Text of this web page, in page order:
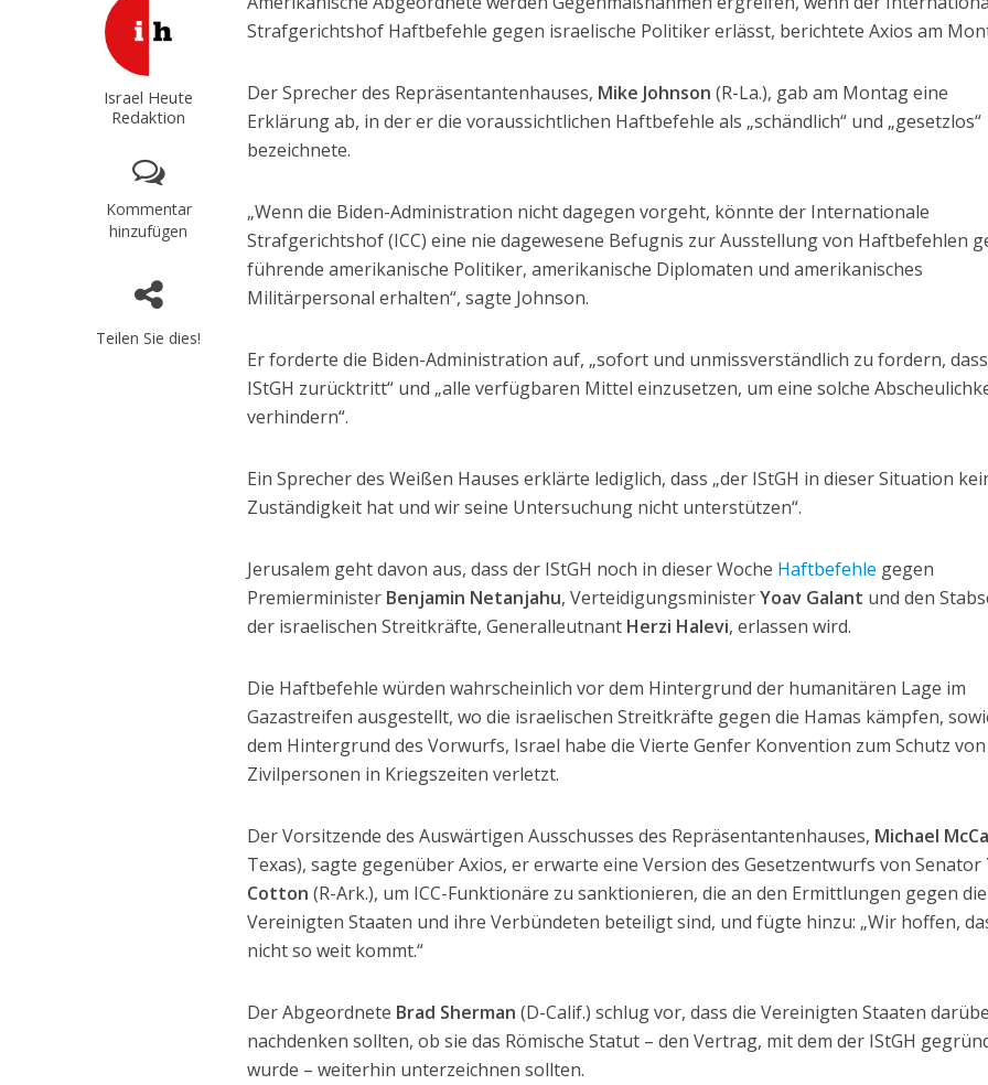
Israel Heute
Redaktion
Kommentar
hinzufügen
Teilen Sie dies!
Strafgerichtshof Haftbefehle gegen israelische Politiker erlässt, berichtete Axios am
Der Sprecher des Repräsentantenhauses, Mike Johnson (R-La.), gab am Montag eine
Erklärung ab, in der er die voraussichtlichen Haftbefehle als „schändlich“ und „gesetzlos“
bezeichnete.
„Wenn die Biden-Administration nicht dagegen vorgeht, könnte der Internationale
Strafgerichtshof (ICC) eine nie dagewesene Befugnis zur Ausstellung von Haftbefehlen
führende amerikanische Politiker, amerikanische Diplomaten und amerikanisches
Militärpersonal erhalten“, sagte Johnson.
Er forderte die Biden-Administration auf, „sofort und unmissverständlich zu fordern,
IStGH zurücktritt“ und „alle verfügbaren Mittel einzusetzen, um eine solche
verhindern“.
Ein Sprecher des Weißen Hauses erklärte lediglich, dass „der IStGH in dieser Situation
Zuständigkeit hat und wir seine Untersuchung nicht unterstützen“.
Jerusalem geht davon aus, dass der IStGH noch in dieser Woche Haftbefehle gegen
Premierminister Benjamin Netanjahu, VerteidigungsministerYoav Galant und den
der israelischen Streitkräfte, Generalleutnant Herzi Halevi, erlassen wird.
Die Haftbefehle würden wahrscheinlich vor dem Hintergrund der humanitären Lage im
Gazastreifen ausgestellt, wo die israelischen Streitkräfte gegen die Hamas kämpfen,
dem Hintergrund des Vorwurfs, Israel habe die Vierte Genfer Konvention zum Schutz von
Zivilpersonen in Kriegszeiten verletzt.
Der Vorsitzende des Auswärtigen Ausschusses des Repräsentantenhauses, Michael
Texas), sagte gegenüber Axios, er erwarte eine Version des Gesetzentwurfs von Senator
Cotton (R-Ark.), um ICC-Funktionäre zu sanktionieren, die an den Ermittlungen gegen die
Vereinigten Staaten und ihre Verbündeten beteiligt sind, und fügte hinzu: „Wir hoffen,
nicht so weit kommt.“
Der Abgeordnete Brad Sherman (D-Calif.) schlug vor, dass die Vereinigten Staaten
nachdenken sollten, ob sie das Römische Statut – den Vertrag, mit dem der IStGH
wurde – weiterhin unterzeichnen sollten.